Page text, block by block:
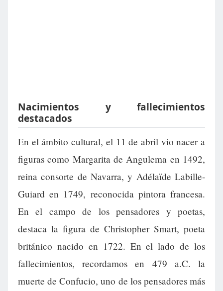
Nacimientos y fallecimientos
destacados
En el ámbito cultural, el 11 de abril vio nacer a
figuras como Margarita de Angulema en 1492,
reina consorte de Navarra, y Adélaïde Labille-
Guiard en 1749, reconocida pintora francesa.
En el campo de los pensadores y poetas,
destaca la figura de Christopher Smart, poeta
británico nacido en 1722. En el lado de los
fallecimientos, recordamos en 479 a.C. la
muerte de Confucio, uno de los pensadores más